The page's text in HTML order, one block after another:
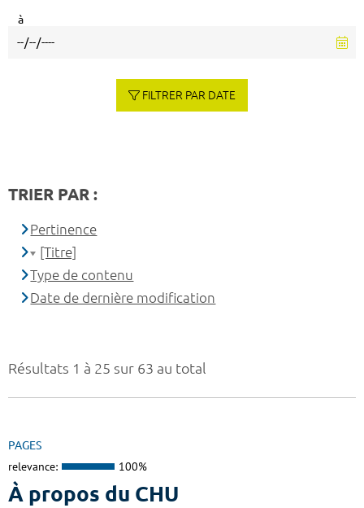
Résultats 1 à 25 sur 63 au total
PAGES
relevance: 100%
À propos du CHU
à
FILTRER PAR DATE
TRIER PAR :
Pertinence
[Titre]
Type de contenu
Date de dernière modification